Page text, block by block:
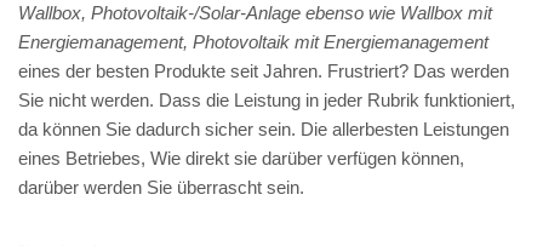
Wallbox, Photovoltaik-/Solar-Anlage ebenso wie Wallbox mit
Energiemanagement, Photovoltaik mit Energiemanagement
eines der besten Produkte seit Jahren. Frustriert? Das werden
Sie nicht werden. Dass die Leistung in jeder Rubrik funktioniert,
da können Sie dadurch sicher sein. Die allerbesten Leistungen
eines Betriebes, Wie direkt sie darüber verfügen können,
darüber werden Sie überrascht sein.